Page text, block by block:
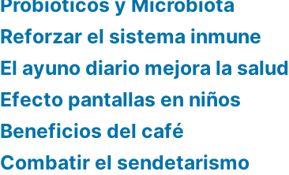
Reforzar el sistema inmune
El ayuno diario mejora la salud
Efecto pantallas en niños
Beneficios del café
Combatir el sendetarismo